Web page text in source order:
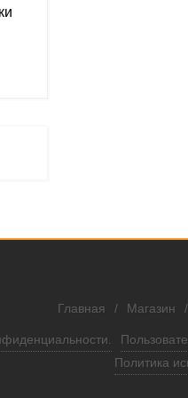
Главная / Магазин /
Политика